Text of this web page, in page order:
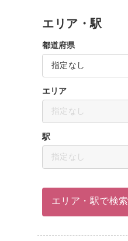
エリア・駅
都道府県
指定なし
エリア
指定なし
駅
指定なし
エリア・駅で検索